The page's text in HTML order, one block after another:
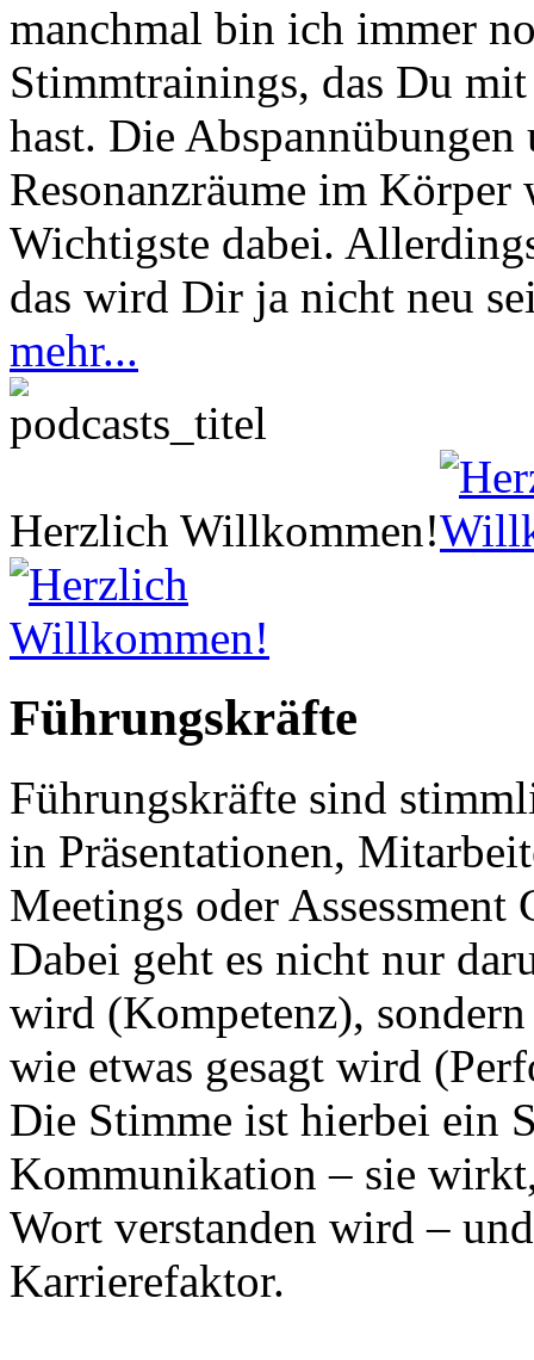
manchmal bin ich immer
Stimmtrainings, das Du
hast. Die
Resonanzräume im
Wichtigste dabei.
das wird Dir ja nicht neu
mehr...
Herzlich Willkommen!
Führungskräfte
Führungskräfte sind
in Präsentationen,
Meetings oder Assessment
Dabei geht es nicht nur
wird (Kompetenz),
wie etwas gesagt wird
Die Stimme ist hierbei ein
Kommunikation – sie
Wort verstanden wird –
Karrierefaktor.